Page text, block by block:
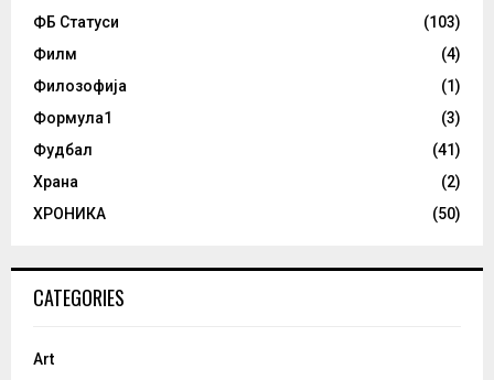
ФБ Статуси
(103)
Филм
(4)
Филозофија
(1)
Формула1
(3)
Фудбал
(41)
Храна
(2)
ХРОНИКА
(50)
CATEGORIES
Art